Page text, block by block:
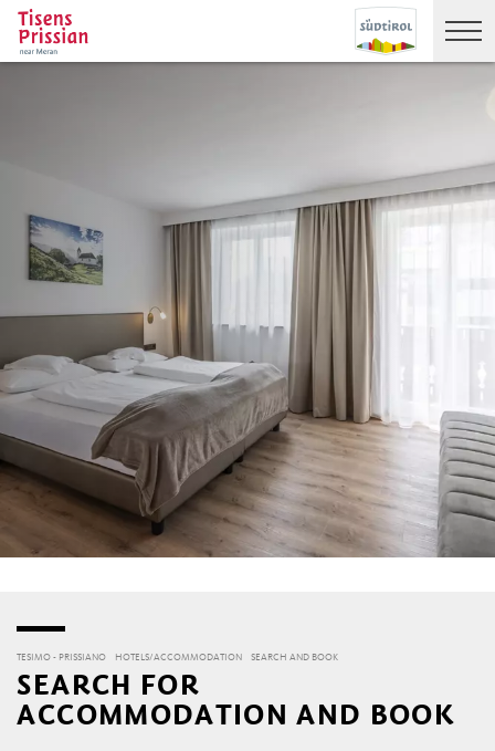
TESIMO - PRISSIANO HOTELS/ACCOMMODATION SEARCH AND BOOK
SEARCH FOR
ACCOMMODATION AND BOOK